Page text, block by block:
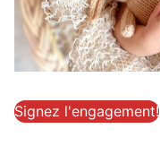
Signez l'engagement!